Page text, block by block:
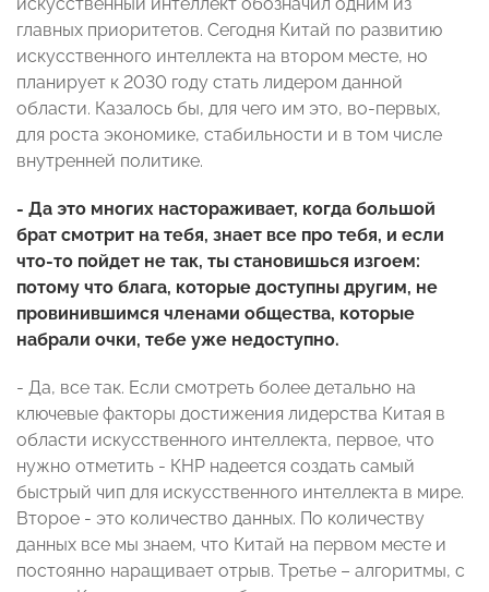
главных приоритетов. Сегодня Китай по развитию
искусственного интеллекта на втором месте, но
планирует к 2030 году стать лидером данной
области. Казалось бы, для чего им это, во-первых,
для роста экономике, стабильности и в том числе
внутренней политике.
- Да это многих настораживает, когда большой
брат смотрит на тебя, знает все про тебя, и если
что-то пойдет не так, ты становишься изгоем:
потому что блага, которые доступны другим, не
провинившимся членами общества, которые
набрали очки, тебе уже недоступно.
- Да, все так. Если смотреть более детально на
ключевые факторы достижения лидерства Китая в
области искусственного интеллекта, первое, что
нужно отметить - КНР надеется создать самый
быстрый чип для искусственного интеллекта в мире.
Второе - это количество данных. По количеству
данных все мы знаем, что Китай на первом месте и
постоянно наращивает отрыв. Третье – алгоритмы, с